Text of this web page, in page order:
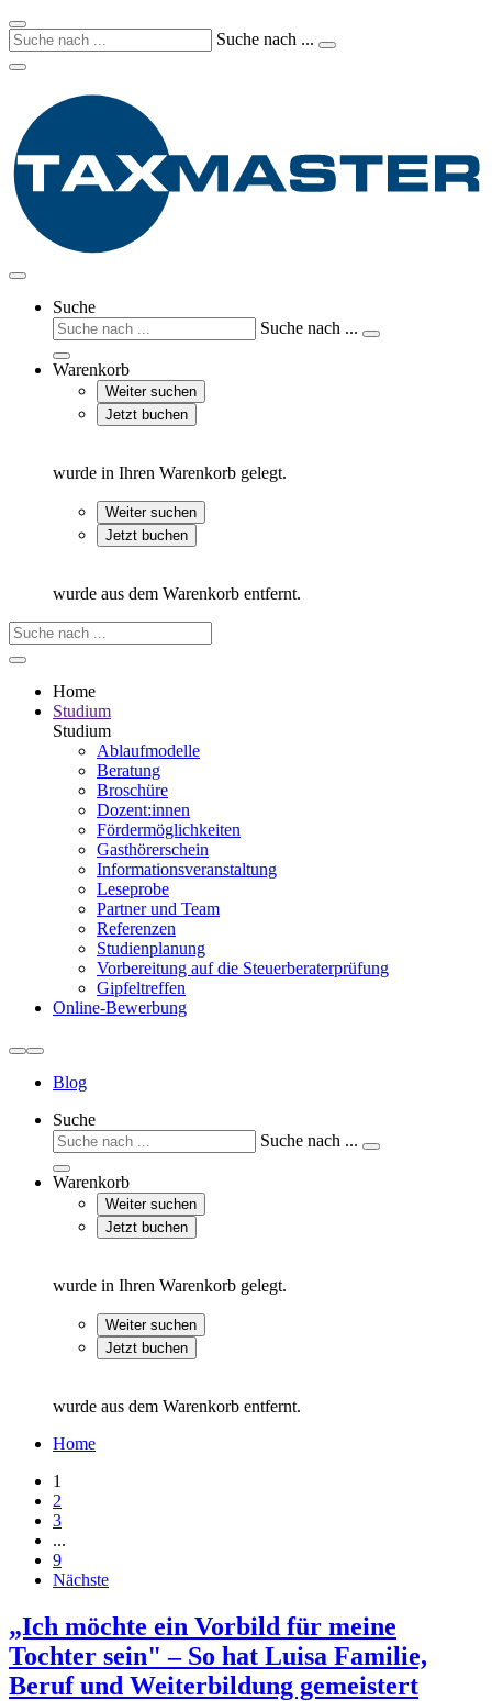
Suche nach ...
Suche
Suche nach ...
Warenkorb
Weiter suchen
Jetzt buchen
wurde in Ihren Warenkorb gelegt.
Weiter suchen
Jetzt buchen
wurde aus dem Warenkorb entfernt.
Home
Studium
Studium
Ablaufmodelle
Beratung
Broschüre
Dozent:innen
Fördermöglichkeiten
Gasthörerschein
Informationsveranstaltung
Leseprobe
Partner und Team
Referenzen
Studienplanung
Vorbereitung auf die Steuerberater­prüfung
Gipfeltreffen
Online-Bewerbung
Blog
Suche
Suche nach ...
Warenkorb
Weiter suchen
Jetzt buchen
wurde in Ihren Warenkorb gelegt.
Weiter suchen
Jetzt buchen
wurde aus dem Warenkorb entfernt.
Home
1
2
3
...
9
Nächste
„Ich möchte ein Vorbild für meine
Tochter sein" – So hat Luisa Familie,
Beruf und Weiterbildung gemeistert